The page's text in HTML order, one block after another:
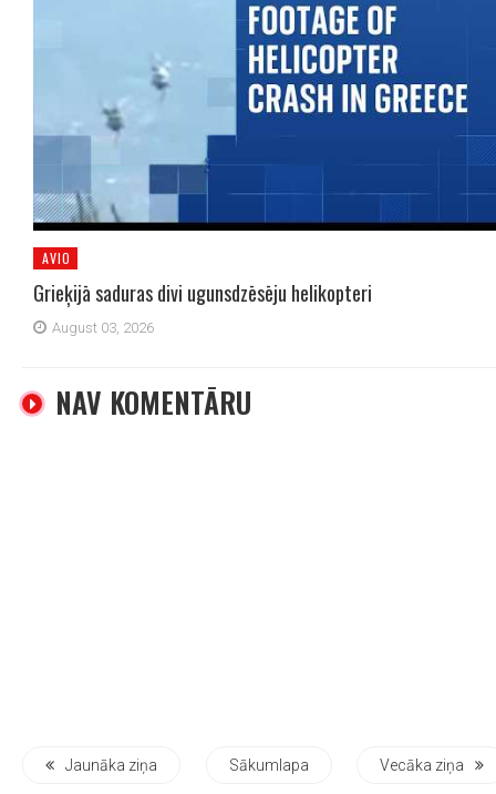
AVIO
Grieķijā saduras divi ugunsdzēsēju helikopteri
August 03, 2026
NAV KOMENTĀRU
Jaunāka ziņa Sākumlapa Vecāka ziņa